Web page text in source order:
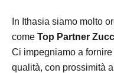
In Ithasia siamo molto
come Top Partner
Ci impegniamo a fornire
qualità, con prossimità